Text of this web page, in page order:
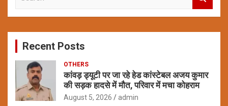
c
Recent Posts
OTHERS
कांवड़ ड्यूटी पर जा रहे हेड कांस्टेबल अजय कुमार
की सड़क हादसे में मौत, परिवार में मचा कोहराम
August 5, 2026 admin